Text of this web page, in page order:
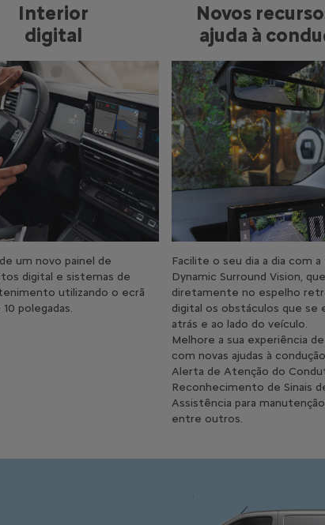
Interior
digital
um novo painel de
digital e sistemas de
utilizando o ecrã
polegadas.
Novos
ajuda à
Facilite o seu dia a dia com a
Dynamic Surround Vision,
diretamente no espelho
digital os obstáculos que se
atrás e ao lado do veículo.
Melhore a sua experiência
com novas ajudas à
Alerta de Atenção do
Reconhecimento de Sinais
Assistência para
entre outros.